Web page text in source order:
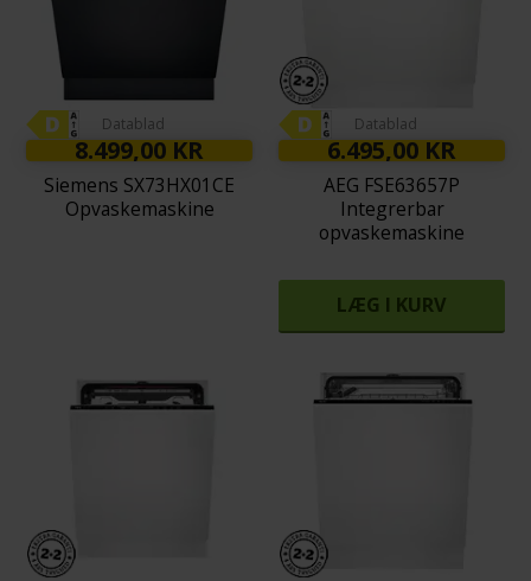
Datablad
8.499,00 KR
Siemens SX73HX01CE
Opvaskemaskine
Datablad
6.495,00 KR
AEG FSE63657P
Integrerbar
opvaskemaskine
LÆG I KURV